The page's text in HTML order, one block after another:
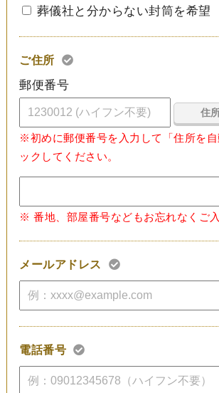
葬儀社と分からない封筒を希望
ご住所
郵便番号
住
※初めに郵便番号を入力して「住所を自
ックしてください。
※ 番地、部屋番号などもお忘れなくご⼊
メールアドレス
電話番号